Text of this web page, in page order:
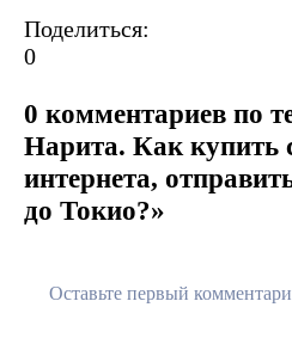
Поделиться:
0
0 комментариев по
Нарита. Как купить
интернета,
до Токио?»